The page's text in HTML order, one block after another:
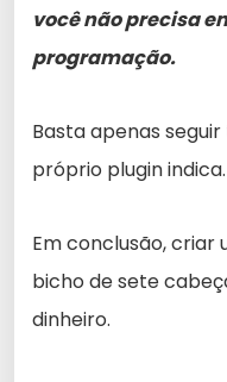
você não precisa
programação.
Basta apenas
próprio plugin indica.
Em conclusão, criar
bicho de sete
dinheiro.